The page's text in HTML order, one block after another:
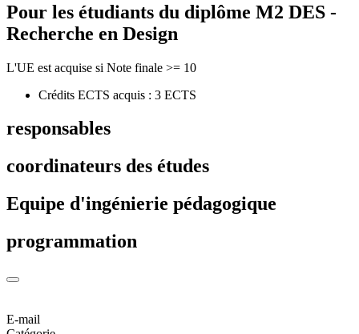
Pour les étudiants du diplôme M2 DES -
Recherche en Design
L'UE est acquise si Note finale >= 10
Crédits ECTS acquis : 3 ECTS
responsables
coordinateurs des études
Equipe d'ingénierie pédagogique
programmation
E-mail